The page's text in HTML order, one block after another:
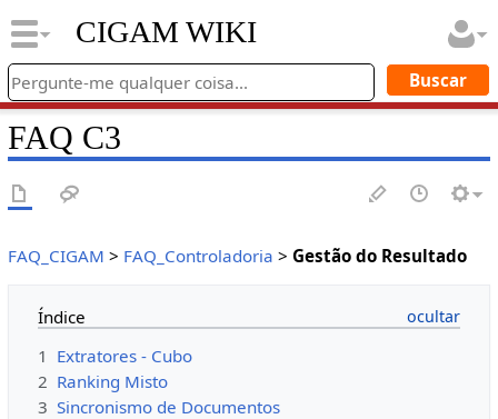
CIGAM WIKI
FAQ C3
FAQ_CIGAM > FAQ_Controladoria > Gestão do Resultado
Índice
1 Extratores - Cubo
2 Ranking Misto
3 Sincronismo de Documentos